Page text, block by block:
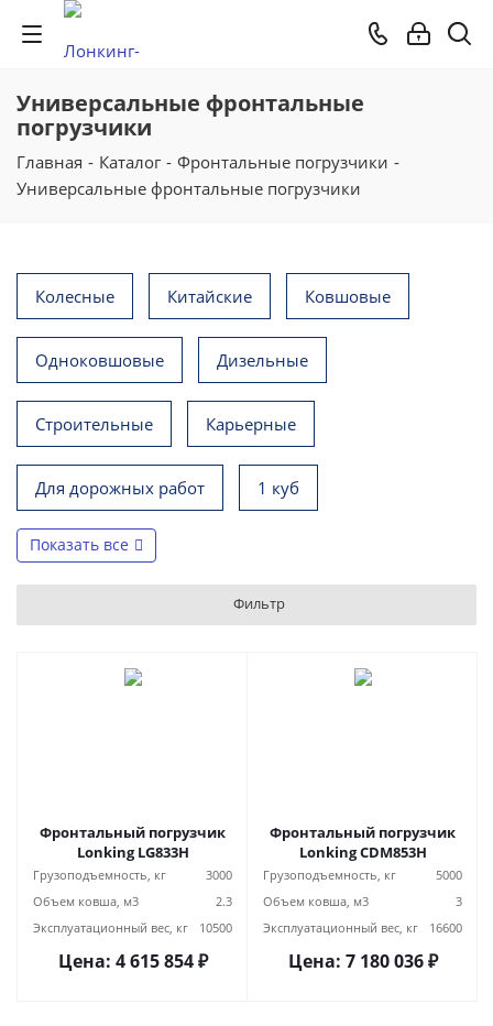
Универсальные фронтальные
погрузчики
Главная - Каталог - Фронтальные погрузчики -
Универсальные фронтальные погрузчики
Колесные Китайские Ковшовые
Одноковшовые Дизельные
Строительные Карьерные
Для дорожных работ 1 куб
Показать все
Фильтр
Фронтальный погрузчик
Lonking LG833H
Грузоподъемность, кг
3000
Объем ковша, м3
2.3
Эксплуатационный вес, кг
10500
Цена: 4 615 854₽
Фронтальный погрузчик
Lonking CDM853H
Грузоподъемность, кг
5000
Объем ковша, м3
3
Эксплуатационный вес, кг
16600
Цена: 7 180 036₽